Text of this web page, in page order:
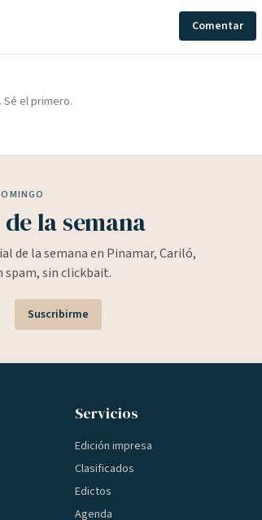
Comentar
Sé el primero.
la semana
de la semana en Pinamar, Cariló,
spam, sin clickbait.
Suscribirme
Servicios
Edición impresa
Clasificados
Edictos
Agenda